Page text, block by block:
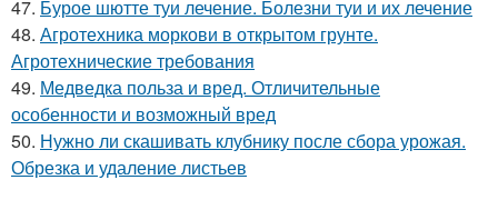
47. Бурое шютте туи лечение. Болезни туи и их лечение
48. Агротехника моркови в открытом грунте.
Агротехнические требования
49. Медведка польза и вред. Отличительные
особенности и возможный вред
50. Нужно ли скашивать клубнику после сбора урожая.
Обрезка и удаление листьев